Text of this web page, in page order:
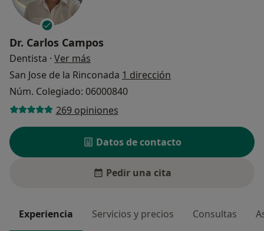
Dr. Carlos Campos
Dentista · Ver más
San Jose de la Rinconada 1 dirección
Núm. Colegiado: 06000840
269 opiniones
Datos de contacto
Pedir una cita
Experiencia Servicios y precios Consultas